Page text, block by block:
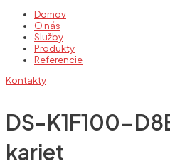
Domov
O nás
Služby
Produkty
Referencie
Kontakty
DS-K1F100-
kariet